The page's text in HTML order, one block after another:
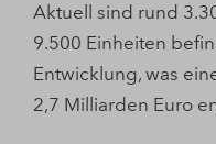
Aktuell sind rund
9.500 Einheiten
Entwicklung, was
2,7 Milliarden Euro